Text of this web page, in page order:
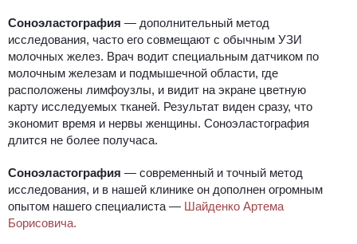
Соноэластография — дополнительный метод
исследования, часто его совмещают с обычным УЗИ
молочных желез. Врач водит специальным датчиком по
молочным железам и подмышечной области, где
расположены лимфоузлы, и видит на экране цветную
карту исследуемых тканей. Результат виден сразу, что
экономит время и нервы женщины. Соноэластография
длится не более получаса.
Соноэластография — современный и точный метод
исследования, и в нашей клинике он дополнен огромным
опытом нашего специалиста — Шайденко Артема
Борисовича.